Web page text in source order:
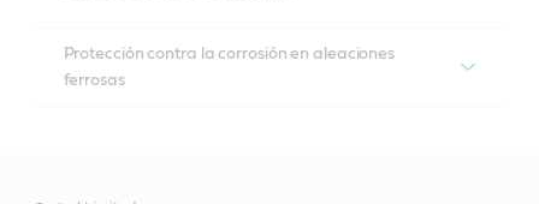
Forma parte de nuestra gama de aceites de corte
recomendados
Protección contra la corrosión en aleaciones
ferrosas